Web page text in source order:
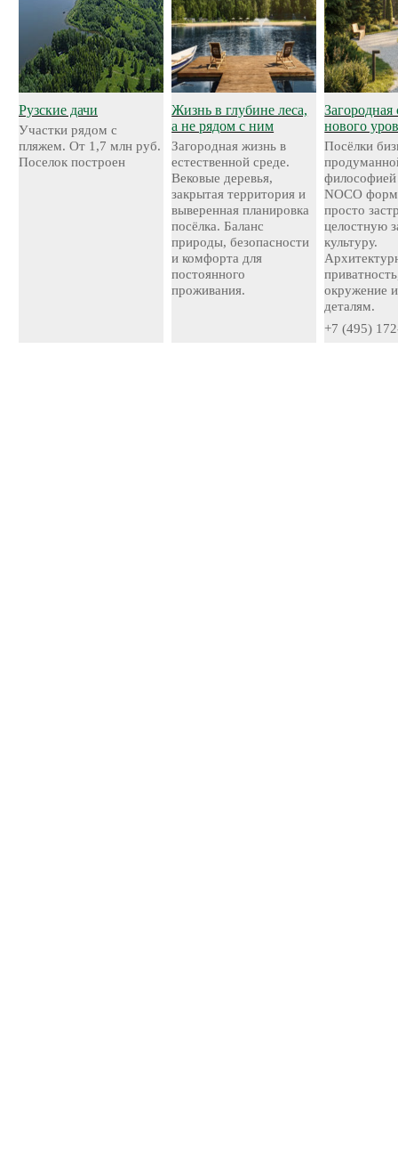
Рузские дачи
Участки рядом с
пляжем. От 1,7 млн руб.
Поселок построен
Жизнь в глубине леса,
а не рядом с ним
Загородная жизнь в
естественной среде.
Вековые деревья,
закрытая территория и
выверенная планировка
посёлка. Баланс
природы, безопасности
и комфорта для
постоянного
проживания.
Загородная
нового
Посёлки
NOCO
просто
целостную
культуру.
окружение
деталям.
+7 (495)